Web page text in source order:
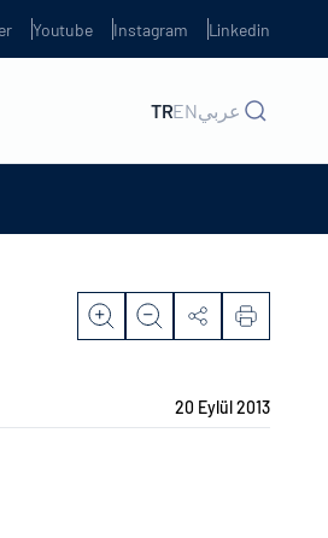
Youtube Instagram Linkedin
TRENعربي
20 Eylül 2013